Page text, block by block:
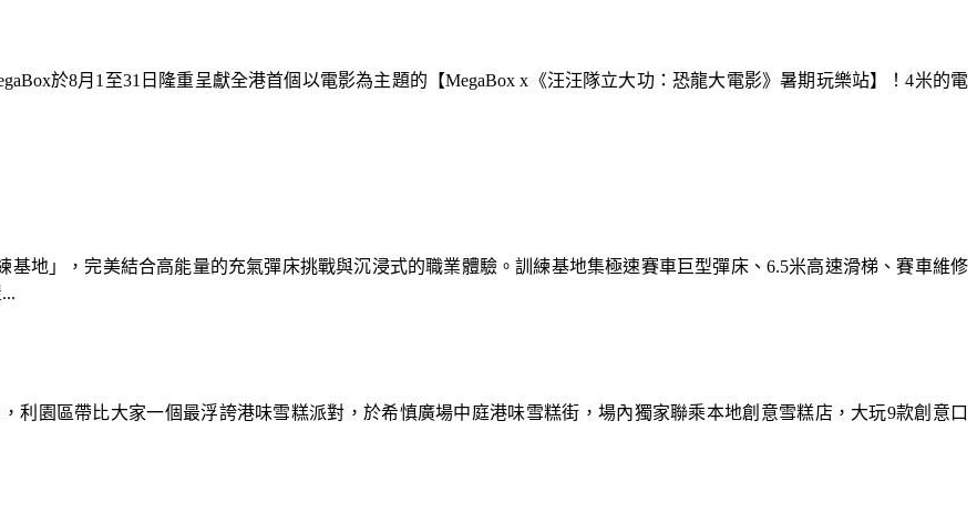
基地」，完美結合高能量的充氣彈床挑戰與沉浸式的職業體驗。訓練基地集極速賽車巨型彈床、6.5米高速滑梯、賽車維修
於8月1至31日隆重呈獻全港首個以電影為主題的【MegaBox x《汪汪隊立大功：恐龍大電影》暑期玩樂站】！4米的電
利園區帶比大家一個最浮誇港味雪糕派對，於希慎廣場中庭港味雪糕街，場內獨家聯乘本地創意雪糕店，大玩9款創意口